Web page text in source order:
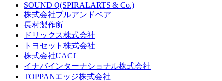
SOUND Q(SPIRALARTS & Co.)
株式会社ブルアンドベア
長村製作所
ドリックス株式会社
‎トヨセット株式会社
株式会社UACJ
イナバインターナショナル株式会社
TOPPANエッジ株式会社